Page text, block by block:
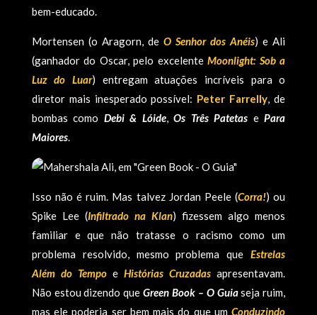
bem-educado.
Mortensen (o Aragorn, de O Senhor dos Anéis) e Ali
(ganhador do Oscar, pelo excelenteMoonlight: Sob a
Luz do Luar) entregam atuações incríveis para o
diretor mais inesperado possível: Peter Farrelly, de
bombas como Debi & Lóide,Os Três Patetas ePara
Maiores.
Isso não é ruim. Mas talvez Jordan Peele (Corra!) ou
Spike Lee (Infiltrado na Klan) fizessem algo menos
familiar e que não tratasse o racismo como um
problema resolvido, mesmo problema queEstrelas
Além do TempoeHistórias Cruzadas apresentavam.
Não estou dizendo queGreen Book – O Guiaseja ruim,
mas ele poderia ser bem mais do que umConduzindo